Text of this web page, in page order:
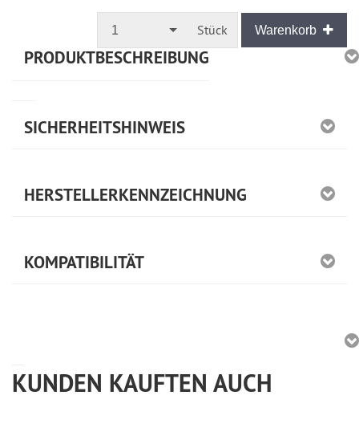
1 Stück Warenkorb
PRODUKTBESCHREIBUNG
SICHERHEITSHINWEIS
HERSTELLERKENNZEICHNUNG
KOMPATIBILITÄT
KUNDEN KAUFTEN AUCH